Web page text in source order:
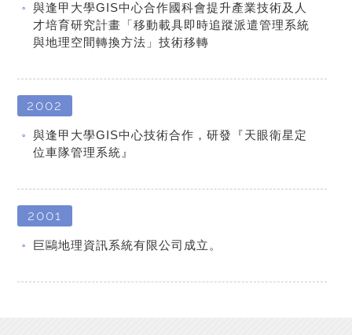
與逢甲大學GIS中心合作國科會提升產業技術及人
才培育研究計畫「移動載具即時追蹤派遣管理系統
與地理空間轉換方法」技術移轉
2002
與逢甲大學GIS中心技術合作，研發『天眼衛星定
位車隊管理系統』
2001
巨鷗地理資訊系統有限公司成立。